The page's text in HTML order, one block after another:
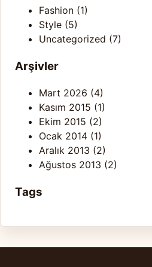
Fashion (1)
Style (5)
Uncategorized (7)
Arşivler
Mart 2026 (4)
Kasım 2015 (1)
Ekim 2015 (2)
Ocak 2014 (1)
Aralık 2013 (2)
Ağustos 2013 (2)
Tags